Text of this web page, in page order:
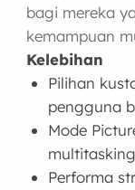
bagi mereka
kemampuan
Kelebihan
Pilihan
pengguna
Mode
multitasking
Performa